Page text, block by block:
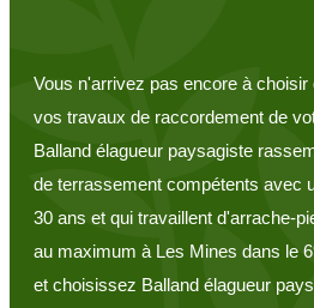
Vous n'arrivez pas encore à choisir
vos travaux de raccordement de
Balland élagueur paysagiste
de terrassement compétents avec
30 ans et qui travaillent d'arrache-
au maximum à Les Mines dans le
et choisissez Balland élagueur